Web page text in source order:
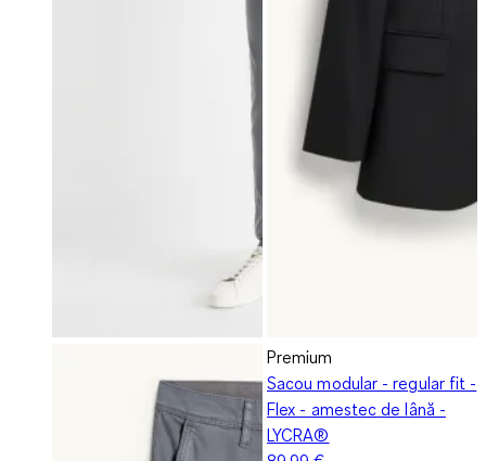
Premium
Sacou modular - regular fit -
Flex - amestec de lână -
LYCRA®